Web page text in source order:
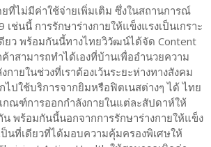
ที่ไม่มีค่าใช้จ่ายเพิ่มเติม ซึ่งในสถานการณ์
เช่นนี้ การรักษาร่างกายให้แข็งแรงเป็นเกราะ
ยว พร้อมกันนี้ทางไทยวิวัฒน์ได้จัด Content
าสามารถทำได้เองที่บ้านเพื่ออำนวยความ
กายในช่วงที่เราต้องเว้นระยะห่างทางสังคม
ปใช้บริการจากยิมหรือฟิตเนสต่างๆ ได้ ไทย
กณฑ์การออกกำลังกายในแต่ละสัปดาห์ให้
พร้อมกันนี้นอกจากการรักษาร่างกายให้แข็ง
นที่เดียวที่ได้มอบความคุ้มครองพิเศษให้